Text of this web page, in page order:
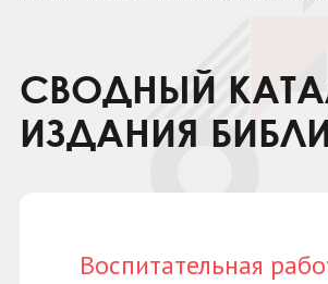
СВОДНЫЙ
ИЗДАНИЯ
Воспитательная